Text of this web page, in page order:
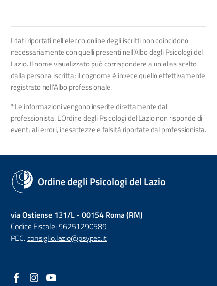
I dati riportati nell'elenco online degli iscritti non coincidono
necessariamente con quelli presenti nell’Albo degli Psicologi del
Lazio. Il nome visualizzato può corrispondere a un alias scelto
dalla persona iscritta; il cognome è invece quello effettivamente
registrato nell’Albo professionale.
* Le informazioni vengono inserite direttamente dal
professionista. L'Ordine degli Psicologi del Lazio non risponde di
eventuali errori, inesattezze e falsità riportate dal professionista.
Ordine degli Psicologi del Lazio
via Ostiense 131/L - 00154 Roma (RM)
Codice Fiscale: 96251290589
PEC:consiglio.lazio@psypec.it
Facebook
(nuova scheda - new tab)
Instagram
(nuova scheda - new tab)